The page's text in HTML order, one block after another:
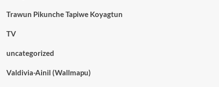
Trawun Pikunche Tapiwe Koyagtun
TV
uncategorized
Valdivia-Ainil (Wallmapu)